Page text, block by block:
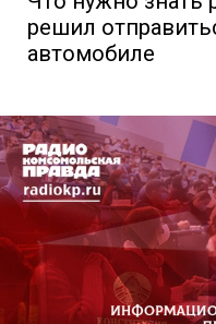
решил
автомобиле